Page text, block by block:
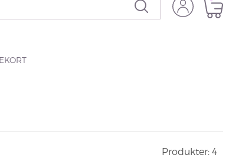
Produkter: 4